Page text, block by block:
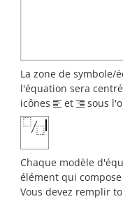
La zone de symbole/
l'équation sera
icônes
et sous
Chaque modèle
élément qui
Vous devez remplir